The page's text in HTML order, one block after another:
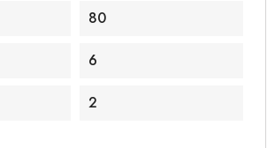
80
6
2